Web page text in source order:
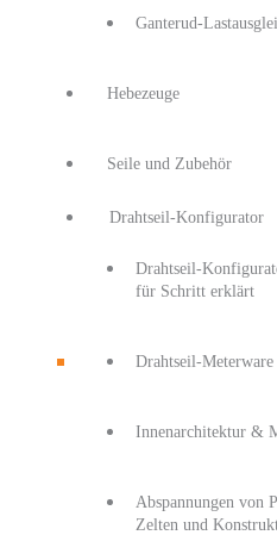
Ganterud-
Hebezeuge
Seile und Zubehör
Drahtseil-Konfigurator
Drahtseil-
für Schritt erklärt
Drahtseil-Meterware
Innenarchitektur &
Abspannungen von
Zelten und